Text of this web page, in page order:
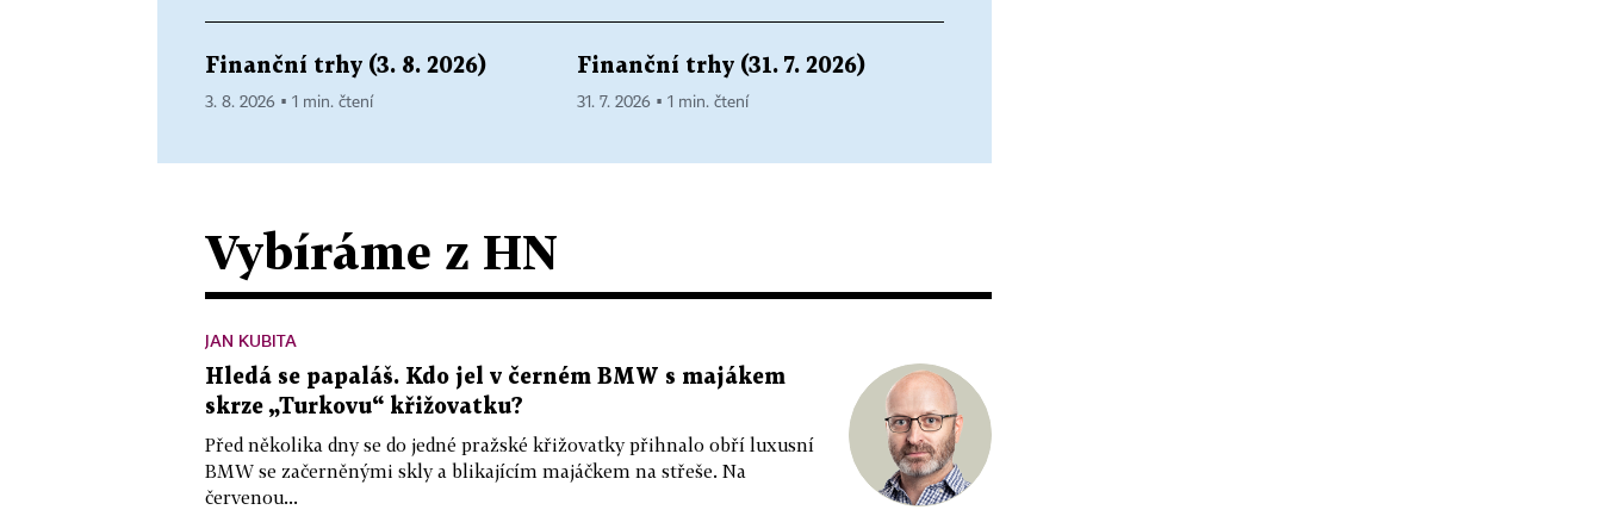
Finanční trhy (3. 8. 2026)
3. 8. 2026 ▪ 1 min. čtení
Finanční trhy (31. 7. 2026)
31. 7. 2026 ▪ 1 min. čtení
Vybíráme z HN
JAN KUBITA
Hledá se papaláš. Kdo jel v černém BMW s majákem
skrze „Turkovu“ křižovatku?
Před několika dny se do jedné pražské křižovatky přihnalo obří luxusní
BMW se začerněnými skly a blikajícím majáčkem na střeše. Na
červenou...